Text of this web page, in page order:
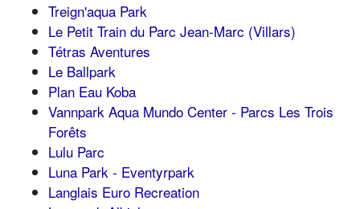
Treign'aqua Park
Le Petit Train du Parc Jean-Marc (Villars)
Tétras Aventures
Le Ballpark
Plan Eau Koba
Vannpark Aqua Mundo Center - Parcs Les Trois
Forêts
Lulu Parc
Luna Park - Eventyrpark
Langlais Euro Recreation